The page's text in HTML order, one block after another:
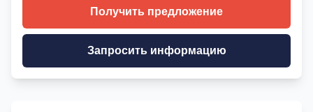
Получить предложение
Запросить информацию